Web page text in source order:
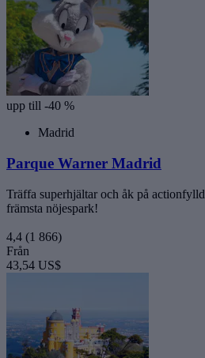
upp till -40 %
Madrid
Parque Warner Madrid
Träffa superhjältar och åk på
främsta nöjespark!
4,4 (1 866)
Från
43,54 US$